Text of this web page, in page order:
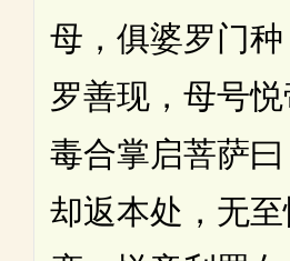
母，俱婆罗门
罗善现，母号悦
毒合掌启菩萨曰
却返本处，无